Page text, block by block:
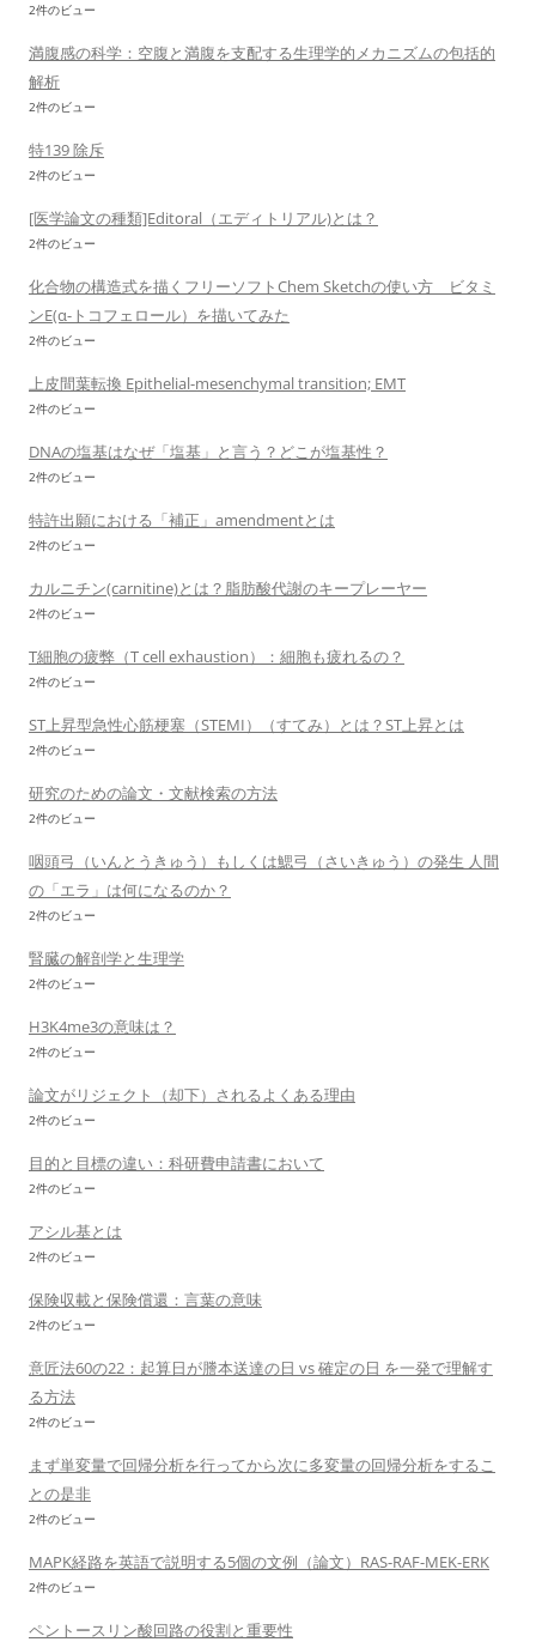
2件のビュー
満腹感の科学：空腹と満腹を支配する生理学的メカニズムの包括的
解析
2件のビュー
特139 除斥
2件のビュー
[医学論文の種類]Editoral（エディトリアル)とは？
2件のビュー
化合物の構造式を描くフリーソフトChem Sketchの使い方 ビタミ
ンE(α-トコフェロール）を描いてみた
2件のビュー
上皮間葉転換 Epithelial-mesenchymal transition; EMT
2件のビュー
DNAの塩基はなぜ「塩基」と言う？どこが塩基性？
2件のビュー
特許出願における「補正」amendmentとは
2件のビュー
カルニチン(carnitine)とは？脂肪酸代謝のキープレーヤー
2件のビュー
T細胞の疲弊（T cell exhaustion）：細胞も疲れるの？
2件のビュー
ST上昇型急性心筋梗塞（STEMI）（すてみ）とは？ST上昇とは
2件のビュー
研究のための論文・文献検索の方法
2件のビュー
咽頭弓（いんとうきゅう）もしくは鰓弓（さいきゅう）の発生 人間
の「エラ」は何になるのか？
2件のビュー
腎臓の解剖学と生理学
2件のビュー
H3K4me3の意味は？
2件のビュー
論文がリジェクト（却下）されるよくある理由
2件のビュー
目的と目標の違い：科研費申請書において
2件のビュー
アシル基とは
2件のビュー
保険収載と保険償還：言葉の意味
2件のビュー
意匠法60の22：起算日が謄本送達の日 vs 確定の日 を一発で理解す
る方法
2件のビュー
まず単変量で回帰分析を行ってから次に多変量の回帰分析をするこ
との是非
2件のビュー
MAPK経路を英語で説明する5個の文例（論文）RAS-RAF-MEK-ERK
2件のビュー
ペントースリン酸回路の役割と重要性